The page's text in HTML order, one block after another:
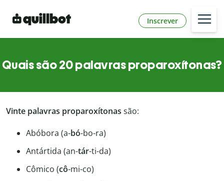
Inscrever
Quais são 20 palavras proparoxítonas?
Vinte palavras proparoxítonas são:
Abóbora (a-bó-bo-ra)
Antártida (an-tár-ti-da)
Cômico (cô-mi-co)